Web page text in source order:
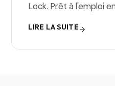
Lock. Prêt à l'emploi
LIRE LA SUITE